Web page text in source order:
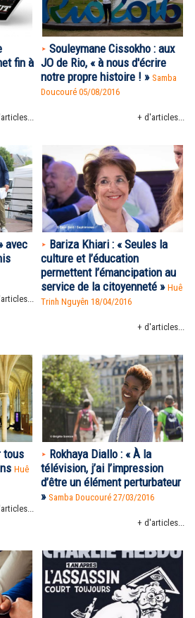
fin à
Souleymane Cissokho : aux
JO de Rio, « à nous d'écrire
notre propre histoire ! » Samba
Doucouré 05/08/2016
+ d'articles...
avec
Bariza Khiari : « Seules la
culture et l’éducation
permettent l’émancipation au
service de la citoyenneté » Huê
Trinh Nguyên 18/04/2016
+ d'articles...
tous
Huê
Rokhaya Diallo : « À la
télévision, j’ai l’impression
d’être un élément perturbateur
» Samba Doucouré 27/03/2016
+ d'articles...